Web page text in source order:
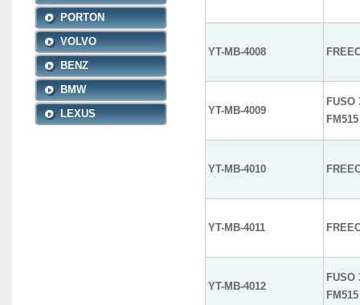
PORTON
VOLVO
BENZ
BMW
LEXUS
YT-MB-4008
YT-MB-4009
FUSO
FM515
YT-MB-4010
YT-MB-4011
YT-MB-4012
FUSO
FM515